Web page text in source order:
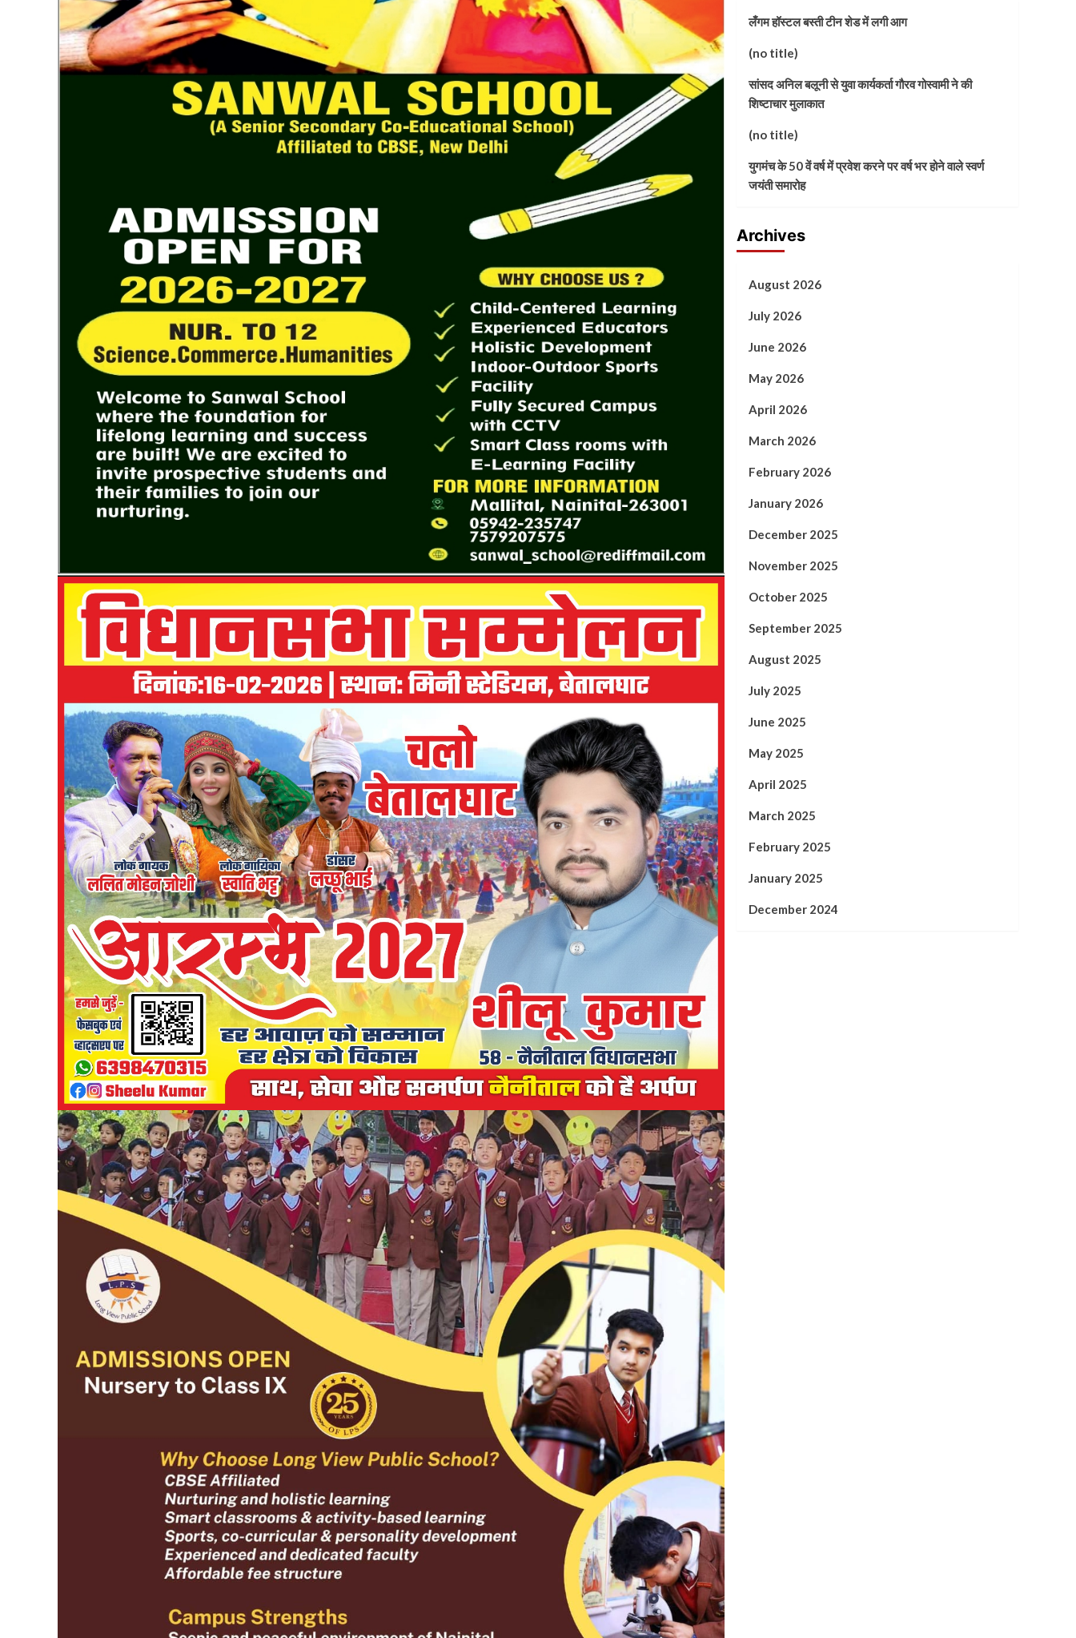
लँगम हॉस्टल बस्ती टीन शेड में लगी आग
(no title)
सांसद अनिल बलूनी से युवा कार्यकर्ता गौरव गोस्वामी ने की
शिष्टाचार मुलाकात
(no title)
युगमंच के 50 वें वर्ष में प्रवेश करने पर वर्ष भर होने वाले स्वर्ण
जयंती समारोह
Archives
August 2026
July 2026
June 2026
May 2026
April 2026
March 2026
February 2026
January 2026
December 2025
November 2025
October 2025
September 2025
August 2025
July 2025
June 2025
May 2025
April 2025
March 2025
February 2025
January 2025
December 2024